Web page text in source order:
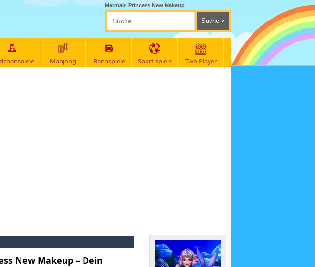
Mermaid Princess New Makeup
Mahjong Rennspiele Sport spiele Two Player
New Makeup – Dein